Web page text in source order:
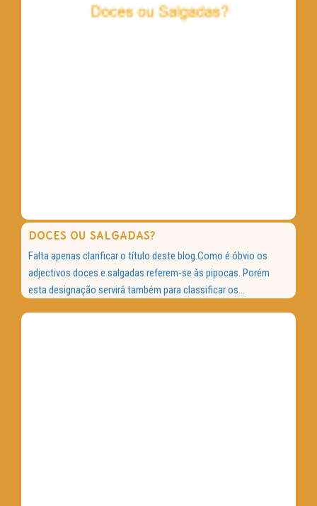
DOCES OU SALGADAS?
Falta apenas clarificar o título deste blog.Como é óbvio os
adjectivos doces e salgadas referem-se às pipocas. Porém
esta designação servirá também para classificar os...